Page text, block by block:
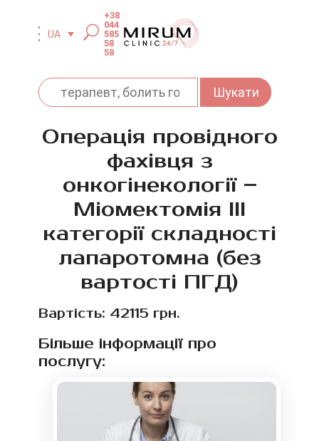
UA
+38
044
585
58
58
Операція провідного
фахівця з
онкогінекології –
Міомектомія ІII
категорії складності
лапаротомна (без
вартості ПГД)
Вартість: 42115 грн.
Більше інформації про
послугу: